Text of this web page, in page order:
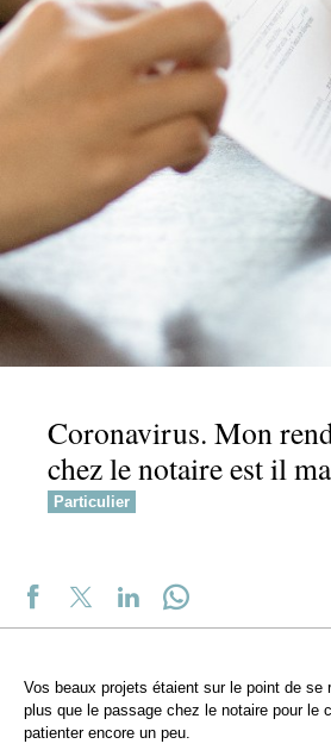
Coronavirus. Mon
chez le notaire est il
Particulier
Vos beaux projets étaient sur le point de se
plus que le passage chez le notaire pour le
patienter encore un peu.